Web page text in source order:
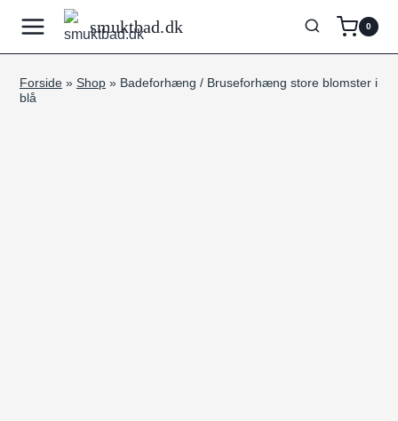
indhold
smuktbad.dk 0
Forside » Shop » Badeforhæng / Bruseforhæng store blomster i
blå